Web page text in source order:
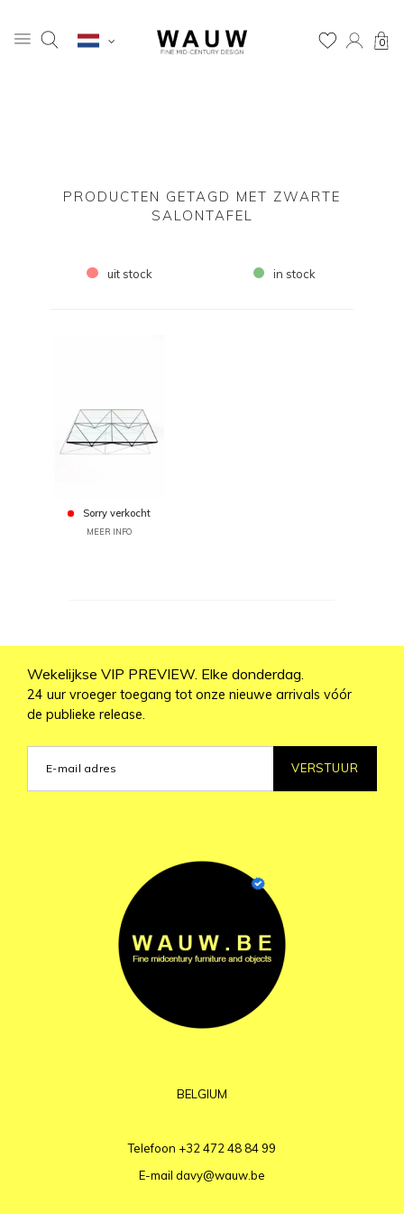
0
PRODUCTEN GETAGD MET ZWARTE
SALONTAFEL
uit stock in stock
Sorry verkocht
MEER INFO
Wekelijkse VIP PREVIEW. Elke donderdag.
24 uur vroeger toegang tot onze nieuwe arrivals vóór
de publieke release.
VERSTUUR
BELGIUM
Telefoon +32 472 48 84 99
E-mail davy@wauw.be